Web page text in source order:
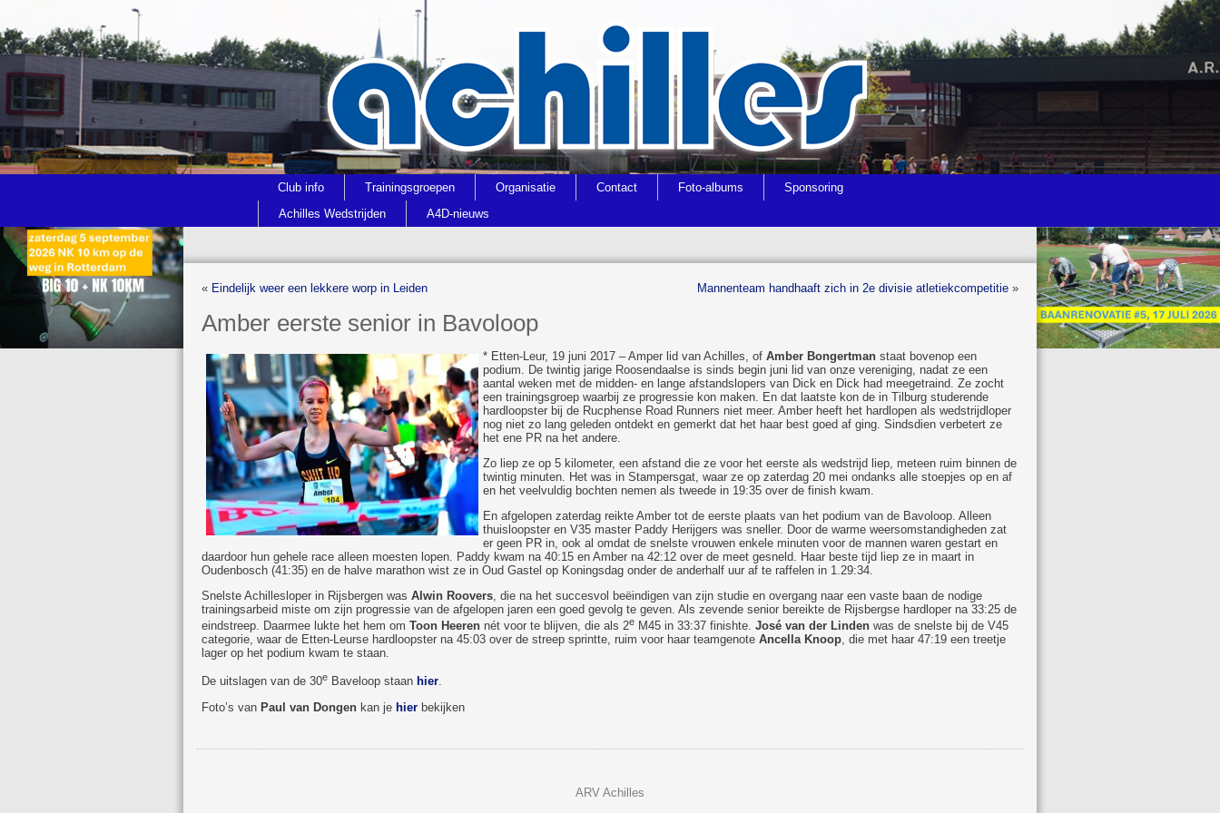
Club info Trainingsgroepen Organisatie Contact Foto-albums
Sponsoring
Achilles Wedstrijden
A4D-nieuws
« Eindelijk weer een lekkere worp in Leiden Mannenteam handhaaft zich in 2e divisie atletiekcompetitie»
Amber eerste senior in Bavoloop
* Etten-Leur, 19 juni 2017 – Amper lid van Achilles, of Amber Bongertmanstaat bovenop een
podium. De twintig jarige Roosendaalse is sinds begin juni lid van onze vereniging, nadat ze een
aantal weken met de midden- en lange afstandslopers van Dick en Dick had meegetraind. Ze zocht
een trainingsgroep waarbij ze progressie kon maken. En dat laatste kon de in Tilburg studerende
hardloopster bij de Rucphense Road Runners niet meer. Amber heeft het hardlopen als wedstrijdloper
nog niet zo lang geleden ontdekt en gemerkt dat het haar best goed af ging. Sindsdien verbetert ze
het ene PR na het andere.
Zo liep ze op 5 kilometer, een afstand die ze voor het eerste als wedstrijd liep, meteen ruim binnen de
twintig minuten. Het was in Stampersgat, waar ze op zaterdag 20 mei ondanks alle stoepjes op en af
en het veelvuldig bochten nemen als tweede in 19:35 over de finish kwam.
En afgelopen zaterdag reikte Amber tot de eerste plaats van het podium van de Bavoloop. Alleen
thuisloopster en V35 master Paddy Herijgers was sneller. Door de warme weersomstandigheden zat
er geen PR in, ook al omdat de snelste vrouwen enkele minuten voor de mannen waren gestart en
daardoor hun gehele race alleen moesten lopen. Paddy kwam na 40:15 en Amber na 42:12 over de meet gesneld. Haar beste tijd liep ze in maart in
Oudenbosch (41:35) en de halve marathon wist ze in Oud Gastel op Koningsdag onder de anderhalf uur af te raffelen in 1.29:34.
Snelste Achillesloper in Rijsbergen was Alwin Roovers, die na het succesvol beëindigen van zijn studie en overgang naar een vaste baan de nodige
trainingsarbeid miste om zijn progressie van de afgelopen jaren een goed gevolg te geven. Als zevende senior bereikte de Rijsbergse hardloper na 33:25 de
eindstreep. Daarmee lukte het hem om Toon Heerennét voor te blijven, die als 2eM45 in 33:37 finishte. José van der Lindenwas de snelste bij de V45
categorie, waar de Etten-Leurse hardloopster na 45:03 over de streep sprintte, ruim voor haar teamgenote Ancella Knoop, die met haar 47:19 een treetje
lager op het podium kwam te staan.
De uitslagen van de 30eBaveloop staan hier.
Foto’s van Paul van Dongenkan je hier bekijken
ARV Achilles